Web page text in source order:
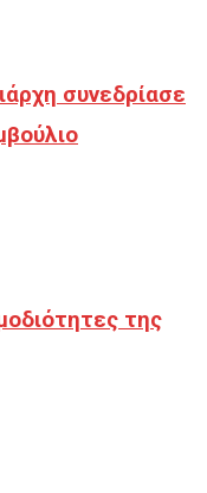
συνεδρίασε
της